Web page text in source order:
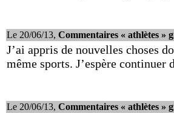
Le 20/06/13, Commentaires « athlètes »
J’ai appris de nouvelles choses
même sports. J’espère
Le 20/06/13, Commentaires « athlètes »